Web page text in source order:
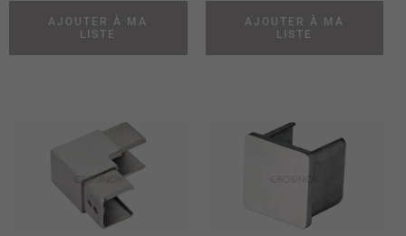
AJOUTER À MA
LISTE
AJOUTER À MA
LISTE